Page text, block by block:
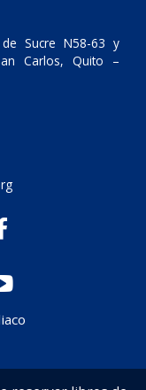
Sucre N58-63 y
Carlos, Quito –